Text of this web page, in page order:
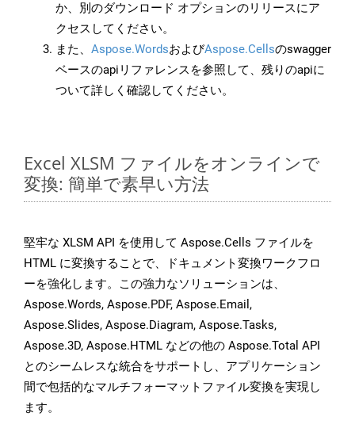
か、別のダウンロード オプションのリリースにア
クセスしてください。
また、 Aspose.WordsおよびAspose.Cellsのswagger
ベースのapiリファレンスを参照して、残りのapiに
ついて詳しく確認してください。
Excel XLSM ファイルをオンラインで
変換: 簡単で素早い方法
堅牢な XLSM API を使用して Aspose.Cells ファイルを
HTML に変換することで、ドキュメント変換ワークフロ
ーを強化します。この強力なソリューションは、
Aspose.Words, Aspose.PDF, Aspose.Email,
Aspose.Slides, Aspose.Diagram, Aspose.Tasks,
Aspose.3D, Aspose.HTML などの他の Aspose.Total API
とのシームレスな統合をサポートし、アプリケーション
間で包括的なマルチフォーマットファイル変換を実現し
ます。